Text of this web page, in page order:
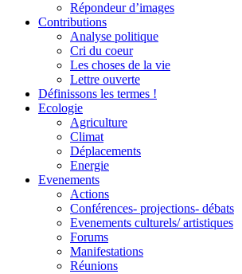
Répondeur d’images
Contributions
Analyse politique
Cri du coeur
Les choses de la vie
Lettre ouverte
Définissons les termes !
Ecologie
Agriculture
Climat
Déplacements
Energie
Evenements
Actions
Conférences- projections- débats
Evenements culturels/ artistiques
Forums
Manifestations
Réunions